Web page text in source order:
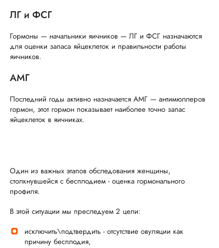
ЛГ и ФСГ
Гормоны — начальники яичников — ЛГ и ФСГ назначаются
для оценки запаса яйцеклеток и правильности работы
яичников.
АМГ
Последний годы активно назначается АМГ — антимюллеров
гормон, этот гормон показывает наиболее точно запас
яйцеклеток в яичниках.
Один из важных этапов обследования женщины,
столкнувшейся с бесплодием - оценка гормонального
профиля.
В этой ситуации мы преследуем 2 цели:
исключить\подтвердить - отсутствие овуляции как
причину бесплодия,